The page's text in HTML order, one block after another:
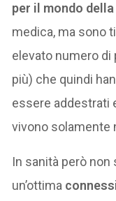
per il mondo
medica, ma sono
elevato numero di
più) che quindi
essere addestrati
vivono solamente
In sanità però
un’ottima